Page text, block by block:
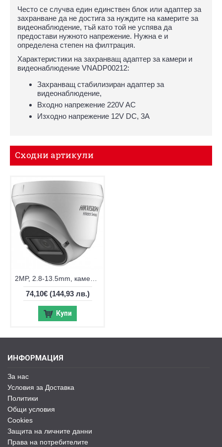
Често се случва един единствен блок или адаптер за
захранване да не достига за нуждите на камерите за
видеонаблюдение, тъй като той не успява да
предостави нужното напрежение. Нужна е и
определена степен на филтрация.
Характеристики на захранващ адаптер за камери и
видеонаблюдение VNADP00212:
Захранващ стабилизиран адаптер за
видеонаблюдение,
Входно напрежение 220V AC
Изходно напрежение 12V DC, 3A
Сходни артикули
74,10€(144,93 лв.)
Купи
ИНФОРМАЦИЯ
За нас
Условия за Доставка
Политики
Общи условия
Cookies
Защита на личните данни
Права на потребителите